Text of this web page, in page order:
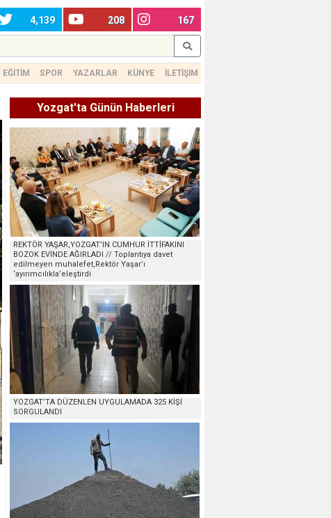
4,139 208 167
EĞİTİM SPOR YAZARLAR KÜNYE İLETİŞİM
Yozgat'ta Günün Haberleri
REKTÖR YAŞAR,YOZGAT’IN CUMHUR İTTİFAKINI
BOZOK EVİNDE AĞIRLADI // Toplantıya davet
edilmeyen muhalefet,Rektör Yaşar’ı
‘ayırımcılıkla’eleştirdi
YOZGAT’TA DÜZENLEN UYGULAMADA 325 KİŞİ
SORGULANDI